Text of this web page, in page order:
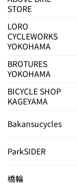
STORE
LORO
CYCLEWORKS
YOKOHAMA
BROTURES
YOKOHAMA
BICYCLE SHOP
KAGEYAMA
Bakansucycles
ParkSIDER
橋輪